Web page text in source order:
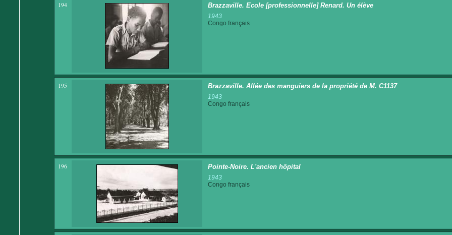
194 Brazzaville. Ecole [professionnelle] Renard. Un élève
1943
Congo français
195 Brazzaville. Allée des manguiers de la propriété de M. C1137
1943
Congo français
196 Pointe-Noire. L'ancien hôpital
1943
Congo français